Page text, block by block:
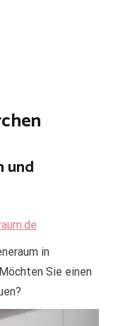
und
in
Sie einen